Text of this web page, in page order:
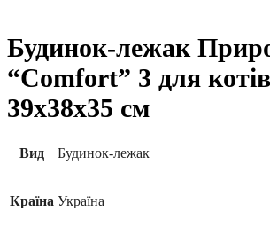
Будинок-лежак
“Comfort” 3 для
39х38х35 см
Вид Будинок-лежак
Країна Україна